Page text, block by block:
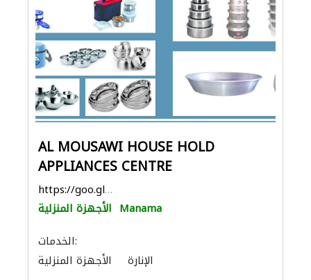
AL MOUSAWI HOUSE HOLD
APPLIANCES CENTRE
https://goo.gl/maps/PPtBVkm2DjTYqCWK7
الأجهزة المنزلية Manama
الخدمات:
الأجهزة المنزلية
الإنارة